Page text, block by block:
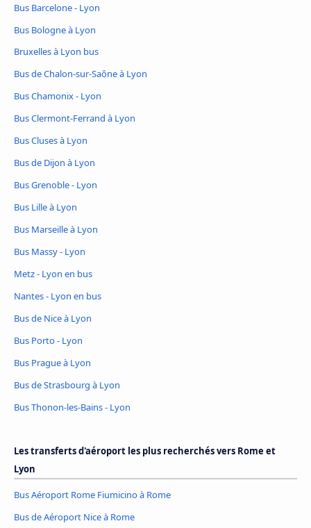
Bus Barcelone - Lyon
Bus Bologne à Lyon
Bruxelles à Lyon bus
Bus de Chalon-sur-Saône à Lyon
Bus Chamonix - Lyon
Bus Clermont-Ferrand à Lyon
Bus Cluses à Lyon
Bus de Dijon à Lyon
Bus Grenoble - Lyon
Bus Lille à Lyon
Bus Marseille à Lyon
Bus Massy - Lyon
Metz - Lyon en bus
Nantes - Lyon en bus
Bus de Nice à Lyon
Bus Porto - Lyon
Bus Prague à Lyon
Bus de Strasbourg à Lyon
Bus Thonon-les-Bains - Lyon
Les transferts d'aéroport les plus recherchés vers Rome et
Lyon
Bus Aéroport Rome Fiumicino à Rome
Bus de Aéroport Nice à Rome